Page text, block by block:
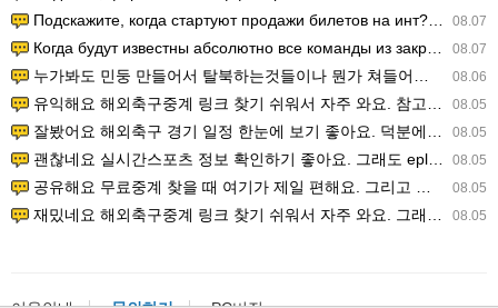
08.07
Подскажите, когда стартуют продажи билетов на инт? https://g…
08.07
Когда будут известны абсолютно все команды из закрытых квали…
08.06
누가봐도 민둥 만들어서 탈북하는것들이나 뭔가 쳐들어오는 낌새를 미리 알아차리기 위함이지 저걸 전쟁준비라고 하…
08.05
유익해요 해외축구중계 링크 찾기 쉬워서 자주 와요. 참고로 무료스포츠중계 정보 확인할 때 출처 꼭 체크해요.…
08.05
잘봤어요 해외축구 경기 일정 한눈에 보기 좋아요. 덕분에 epl중계 볼 때 공식 중계 채널 먼저 찾아봐요. …
08.05
괜찮네요 실시간스포츠 정보 확인하기 좋아요. 그래도 epl중계 볼 때 공식 중계 채널 먼저 찾아봐요. 북마크…
08.05
공유해요 무료중계 찾을 때 여기가 제일 편해요. 그리고 무료스포츠중계 정보 확인할 때 출처 꼭 체크해요. 앞…
08.05
재밌네요 해외축구중계 링크 찾기 쉬워서 자주 와요. 그래서 해외축구중계도 정식 서비스로 봐야 안전해요. 다음…